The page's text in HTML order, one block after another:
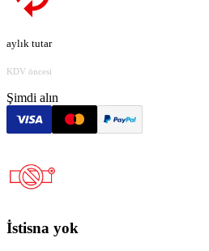
aylık tutar
KDV öncesi
Şimdi alın
İstisna yok